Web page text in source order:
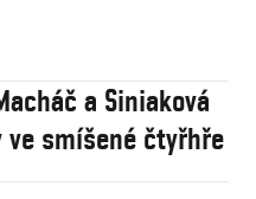
a Siniaková
smíšené čtyřhře